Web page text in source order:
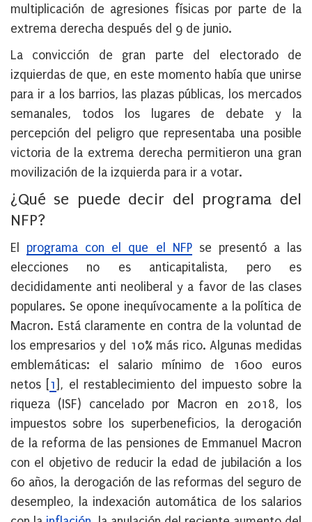
multiplicación de agresiones físicas por parte de la
extrema derecha después del 9 de junio.
La convicción de gran parte del electorado de
izquierdas de que, en este momento había que unirse
para ir a los barrios, las plazas públicas, los mercados
semanales, todos los lugares de debate y la
percepción del peligro que representaba una posible
victoria de la extrema derecha permitieron una gran
movilización de la izquierda para ir a votar.
¿Qué se puede decir del programa del
NFP?
El programa con el que el NFPse presentó a las
elecciones no es anticapitalista, pero es
decididamente anti neoliberal y a favor de las clases
populares. Se opone inequívocamente a la política de
Macron. Está claramente en contra de la voluntad de
los empresarios y del 10% más rico. Algunas medidas
emblemáticas: el salario mínimo de 1600 euros
netos
1 , el restablecimiento del impuesto sobre la
riqueza (ISF) cancelado por Macron en 2018, los
impuestos sobre los superbeneficios, la derogación
de la reforma de las pensiones de Emmanuel Macron
con el objetivo de reducir la edad de jubilación a los
60 años, la derogación de las reformas del seguro de
desempleo, la indexación automática de los salarios